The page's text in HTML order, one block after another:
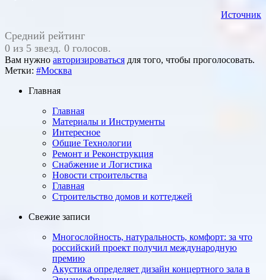
Источник
Средний рейтинг
0 из 5 звезд. 0 голосов.
Вам нужно авторизироваться для того, чтобы проголосовать.
Метки: #Москва
Главная
Главная
Материалы и Инструменты
Интересное
Общие Технологии
Ремонт и Реконструкция
Снабжение и Логистика
Новости строительства
Главная
Строительство домов и коттеджей
Свежие записи
Многослойность, натуральность, ком­форт: за что
россий­ский проект получил международную
премию
Акустика определяет дизайн концертного зала в